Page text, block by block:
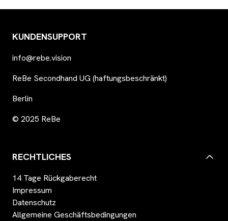
KUNDENSUPPORT
info@rebe.vision
ReBe Secondhand UG (haftungsbeschränkt)
Berlin
© 2025 ReBe
RECHTLICHES
14 Tage Rückgaberecht
Impressum
Datenschutz
Allgemeine Geschäftsbedingungen